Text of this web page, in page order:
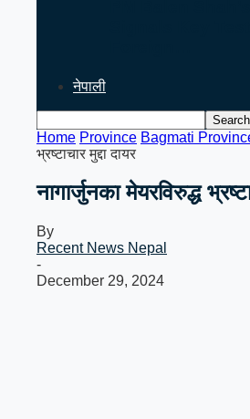
नेपाली
Home Province Bagmati
भ्रष्टाचार मुद्दा दायर
नागार्जुनका मेयरविरुद्ध
By
Recent News Nepal
-
December 29, 2024